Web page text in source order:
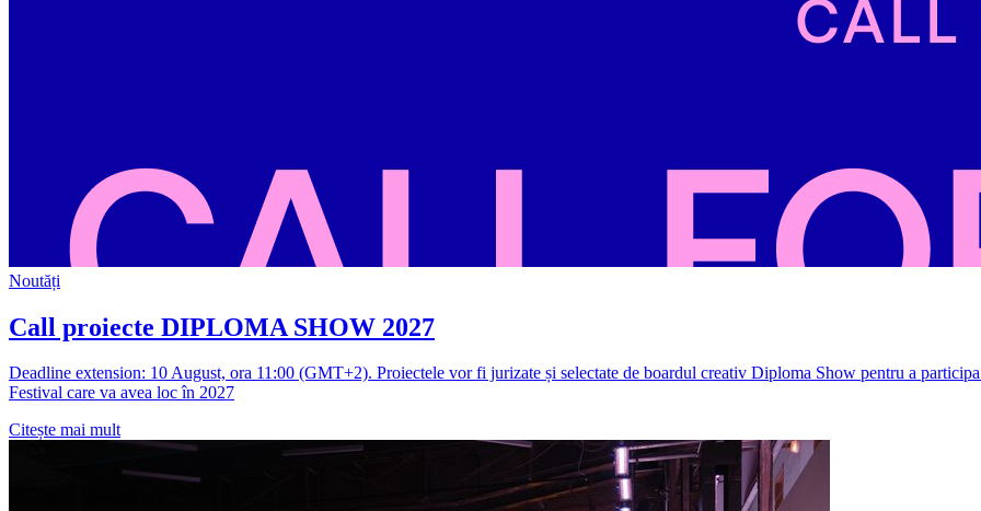
Noutăți
Call proiecte DIPLOMA SHOW 2027
Deadline extension: 10 August, ora 11:00 (GMT+2). Proiectele vor fi jurizate și selectate de boardul creativ Diploma Show pentru a
Festival care va avea loc în 2027
Citește mai mult